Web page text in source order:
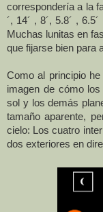
correspondería a la
´, 14´ , 8´, 5.8´ ,
Muchas lunitas en
que fijarse bien para
Como al principio
imagen de cómo
sol y los demás
tamaño aparente,
cielo: Los cuatro
dos exteriores en